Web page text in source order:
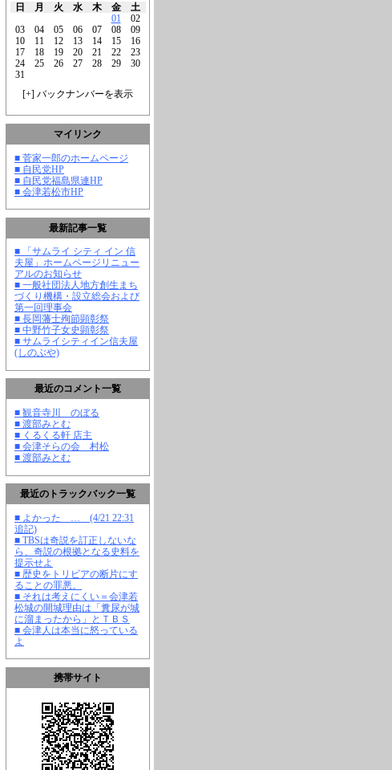
日 月 火 水 木 金
土
01
02
03
04 05 06 07 08
09
10
11 12 13 14 15
16
17
18 19 20 21 22
23
24
25 26 27 28 29
30
31
[+] バックナンバーを表示
マイリンク
■ 菅家一郎のホームページ
■ 自民党HP
■ 自民党福島県連HP
■ 会津若松市HP
最新記事一覧
■ 「サムライ シティ イン 信
夫屋」ホームページリニュー
アルのお知らせ
■ 一般社団法人地方創生まち
づくり機構・設立総会および
第一回理事会
■ 長岡藩士殉節顕彰祭
■ 中野竹子女史顕彰祭
■ サムライシティイン信夫屋
(しのぶや)
最近のコメント一覧
■ 観音寺川 のぼる
■ 渡部みとむ
■ くるくる軒 店主
■ 会津そらの会 村松
■ 渡部みとむ
最近のトラックバック一覧
■ よかった … (4/21 22:31
追記)
■ TBSは奇説を訂正しないな
ら、奇説の根拠となる史料を
提示せよ
■ 歴史をトリビアの断片にす
ることの罪悪。
■ それは考えにくい＝会津若
松城の開城理由は「糞尿が城
に溜まったから」とＴＢＳ
■ 会津人は本当に怒っている
よ
携帯サイト